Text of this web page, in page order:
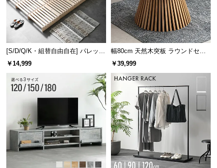
[S/D/Q/K・組替自由自在] パレット
ベッド 8/12/16枚セット
￥14,999
幅80cm 天然木突板 ラウンドセン
ターテーブル 美しい格子デザイン
￥39,999